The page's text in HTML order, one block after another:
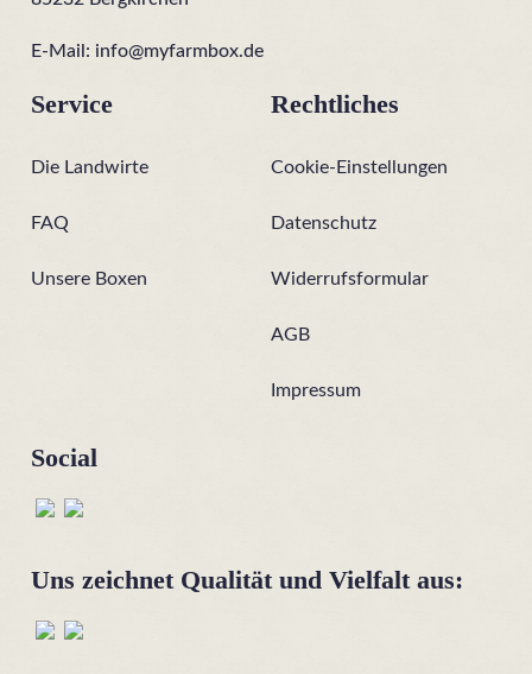
E-Mail: info@myfarmbox.de
Service
Die Landwirte
FAQ
Unsere Boxen
Rechtliches
Cookie-Einstellungen
Datenschutz
Widerrufsformular
AGB
Impressum
Social
Uns zeichnet Qualität und Vielfalt aus: